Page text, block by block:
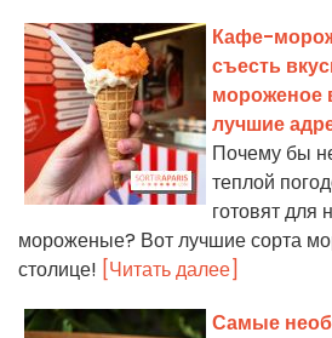
Кафе-
съесть
мороженое
лучшие
Почему бы
теплой
готовят для
мороженые? Вот лучшие сорта
столице! [Читать далее]
Самые